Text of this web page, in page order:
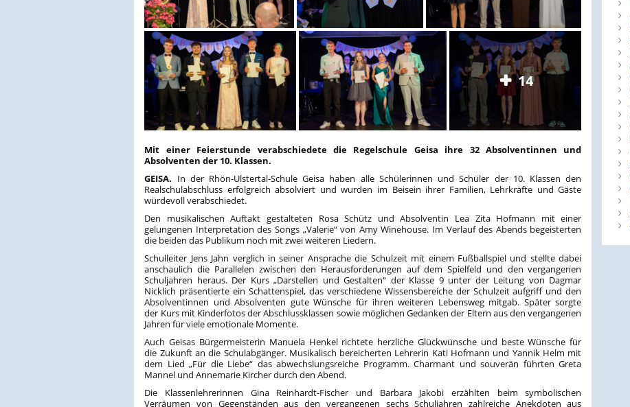
14
Mit einer Feierstunde verabschiedete die Regelschule Geisa ihre 32 Absolventinnen und
Absolventen der 10. Klassen.
GEISA. In der Rhön-Ulstertal-Schule Geisa haben alle Schülerinnen und Schüler der 10. Klassen den
Realschulabschluss erfolgreich absolviert und wurden im Beisein ihrer Familien, Lehrkräfte und Gäste
würdevoll verabschiedet.
Den musikalischen Auftakt gestalteten Rosa Schütz und Absolventin Lea Zita Hofmann mit einer
gelungenen Interpretation des Songs „Valerie“ von Amy Winehouse. Im Verlauf des Abends begeisterten
die beiden das Publikum noch mit zwei weiteren Liedern.
Schulleiter Jens Jahn verglich in seiner Ansprache die Schulzeit mit einem Fußballspiel und stellte dabei
anschaulich die Parallelen zwischen den Herausforderungen auf dem Spielfeld und den vergangenen
Schuljahren heraus. Der Kurs „Darstellen und Gestalten“ der Klasse 9 unter der Leitung von Dagmar
Nicklich präsentierte ein Schattenspiel, das verschiedene Wissensbereiche der Schulzeit aufgriff und den
Absolventinnen und Absolventen gute Wünsche für ihren weiteren Lebensweg mitgab. Später sorgte
der Kurs mit Kinderfotos der Abschlussklassen sowie möglichen Gedanken der Eltern aus den vergangenen
Jahren für viele emotionale Momente.
Auch Geisas Bürgermeisterin Manuela Henkel richtete herzliche Glückwünsche und beste Wünsche für
die Zukunft an die Schulabgänger. Musikalisch bereicherten Lehrerin Kati Hofmann und Yannik Helm mit
dem Lied „Für die Liebe“ das abwechslungsreiche Programm. Charmant und souverän führten Greta
Mannel und Annemarie Kircher durch den Abend.
Die Klassenlehrerinnen Gina Reinhardt-Fischer und Barbara Jakobi erzählten beim symbolischen
Verräumen von Gegenständen aus den vergangenen sechs Schuljahren zahlreiche Anekdoten aus